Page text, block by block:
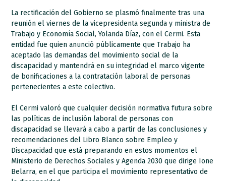
La rectificación del Gobierno se plasmó finalmente tras una
reunión el viernes de la vicepresidenta segunda y ministra de
Trabajo y Economía Social, Yolanda Díaz, con el Cermi. Esta
entidad fue quien anunció públicamente que Trabajo ha
aceptado las demandas del movimiento social de la
discapacidad y mantendrá en su integridad el marco vigente
de bonificaciones a la contratación laboral de personas
pertenecientes a este colectivo.
El Cermi valoró que cualquier decisión normativa futura sobre
las políticas de inclusión laboral de personas con
discapacidad se llevará a cabo a partir de las conclusiones y
recomendaciones del Libro Blanco sobre Empleo y
Discapacidad que está preparando en estos momentos el
Ministerio de Derechos Sociales y Agenda 2030 que dirige Ione
Belarra, en el que participa el movimiento representativo de